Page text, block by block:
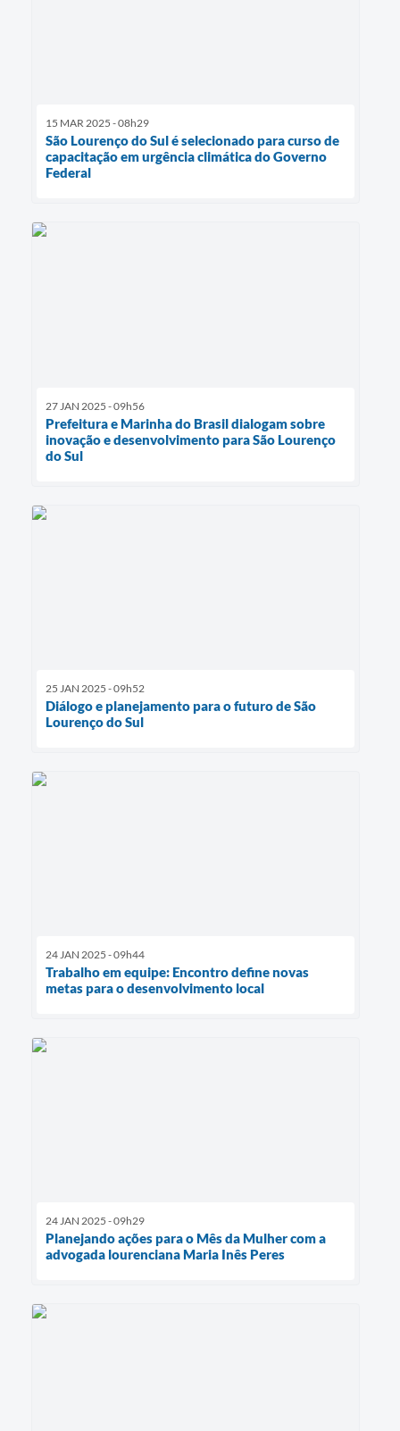
15 MAR 2025 - 08h29
São Lourenço do Sul é selecionado para curso de
capacitação em urgência climática do Governo
Federal
27 JAN 2025 - 09h56
Prefeitura e Marinha do Brasil dialogam sobre
inovação e desenvolvimento para São Lourenço
do Sul
25 JAN 2025 - 09h52
Diálogo e planejamento para o futuro de São
Lourenço do Sul
24 JAN 2025 - 09h44
Trabalho em equipe: Encontro define novas
metas para o desenvolvimento local
24 JAN 2025 - 09h29
Planejando ações para o Mês da Mulher com a
advogada lourenciana Maria Inês Peres